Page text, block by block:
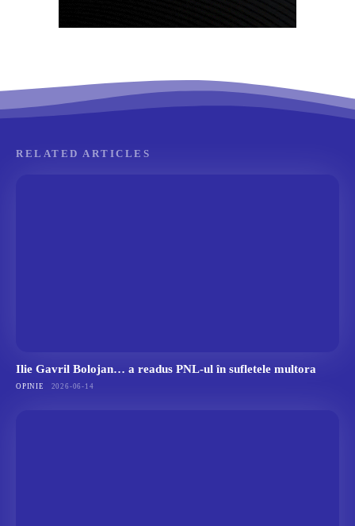
RELATED ARTICLES
Ilie Gavril Bolojan… a readus PNL-ul în sufletele multora
OPINIE 2026-06-14